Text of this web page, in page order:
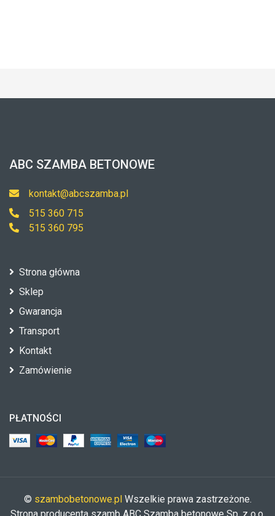
ABC SZAMBA BETONOWE
kontakt@abcszamba.pl
515 360 715
515 360 795
Strona główna
Sklep
Gwarancja
Transport
Kontakt
Zamówienie
PŁATNOŚCI
© szambobetonowe.plWszelkie prawa zastrzeżone.
Strona producenta szamb ABC Szamba betonowe Sp. z o.o.